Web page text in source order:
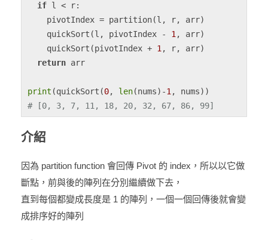
if l < r:
    quickSort(l, pivotIndex -
1, arr)
    quickSort(pivotIndex +
1, r, arr)
return arr
print (quickSort(0, len(nums)-1
# [0, 3, 7, 11, 18, 20, 32, 67, 86, 99]
介紹
因為 partition function 會回傳 Pivot 的 index，所以以它做
斷點，前與後的陣列在分別繼續做下去，
直到每個都變成長度是 1 的陣列，一個一個回傳後就會變
成排序好的陣列